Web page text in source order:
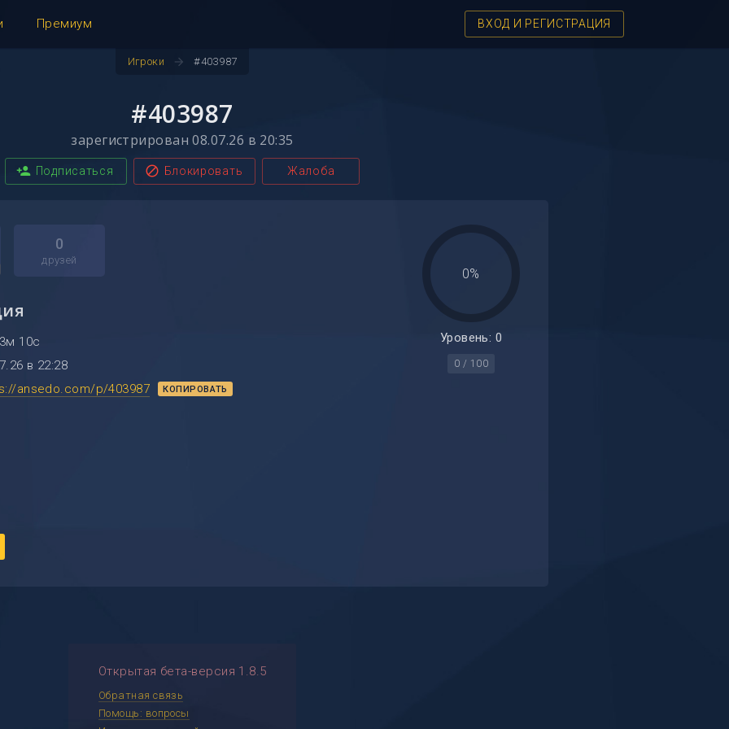
Премиум ВХОД И РЕГИСТРАЦИЯ
Игроки arrow_forward #403987
#403987
зарегистрирован 08.07.26 в 20:35
person_add Подписаться block Блокировать Жалоба
0
друзей
10с
в 22:28
ansedo.com/p/403987 КОПИРОВАТЬ
0%
Уровень: 0
0 / 100
Открытая бета-версия 1.8.5
Обратная связь
Помощь: вопросы